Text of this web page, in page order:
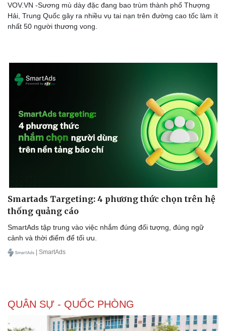
VOV.VN -Sương mù dày đặc đang bao trùm thành phố Thượng
Hải, Trung Quốc gây ra nhiều vụ tai nạn trên đường cao tốc làm ít
nhất 50 người thương vong.
Smartads Targeting: 4 phương thức chọn trên hệ
thống quảng cáo
SmartAds tập trung vào việc nhắm đúng đối tượng, đúng ngữ
cảnh và thời điểm để tối ưu.
| SmartAds
QUÂN SỰ - QUỐC PHÒNG